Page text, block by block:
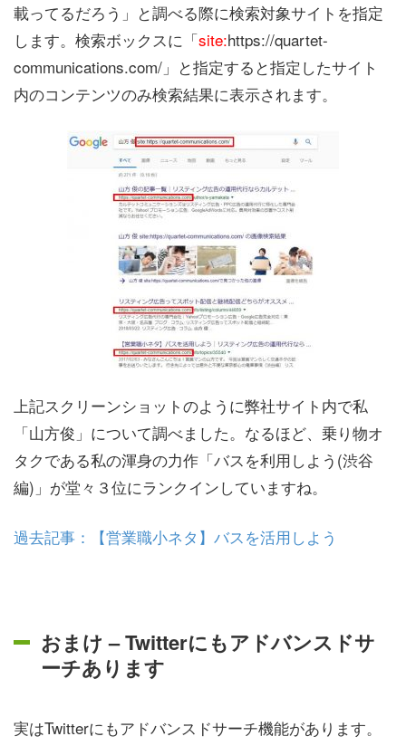
載ってるだろう」と調べる際に検索対象サイトを指定
します。検索ボックスに「site:https://quartet-
communications.com/」と指定すると指定したサイト
内のコンテンツのみ検索結果に表示されます。
上記スクリーンショットのように弊社サイト内で私
「山方俊」について調べました。なるほど、乗り物オ
タクである私の渾身の力作「バスを利用しよう(渋谷
編)」が堂々３位にランクインしていますね。
過去記事：【営業職小ネタ】バスを活用しよう
おまけ – Twitterにもアドバンスドサ
ーチあります
実はTwitterにもアドバンスドサーチ機能があります。